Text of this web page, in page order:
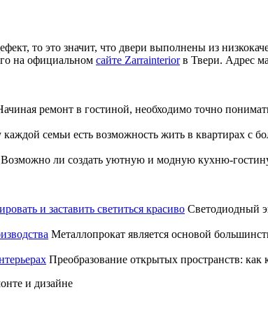
то это значит, что двери выполнены из
на официальном сайте Zarrainteriorв Твери. Адрес
ремонт в гостиной, необходимо точно
каждой семьи есть возможность жить в квартирах с
Возможно ли создать уютную и модную кухню-
и заставить светиться красиво Светодиодный
Металлопрокат является основой
Преобразование открытых пространств:
и дизайне